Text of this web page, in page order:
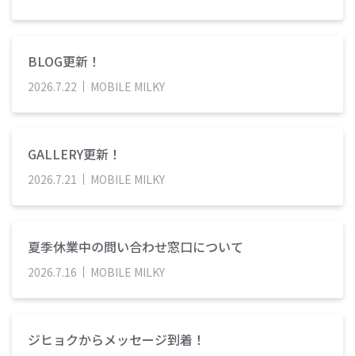
BLOG更新！
2026.7.22 MOBILE MILKY
GALLERY更新！
2026.7.21 MOBILE MILKY
夏季休業中の問い合わせ窓口について
2026.7.16 MOBILE MILKY
ジヒョクからメッセージ到着！